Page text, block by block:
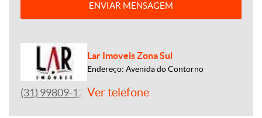
ENVIAR MENSAGEM
Lar Imoveis Zona Sul
Endereço: Avenida do Contorno
(31) 99809-1212Ver telefone